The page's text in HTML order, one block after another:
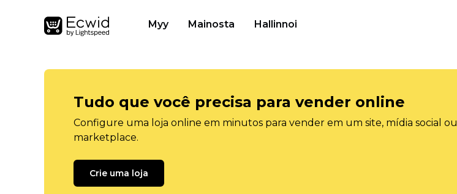
Myy Mainosta Hallinnoi
Tudo que você precisa para vender online
Configure uma loja online em minutos para vender em um site, mídia social ou
marketplace.
Crie uma loja